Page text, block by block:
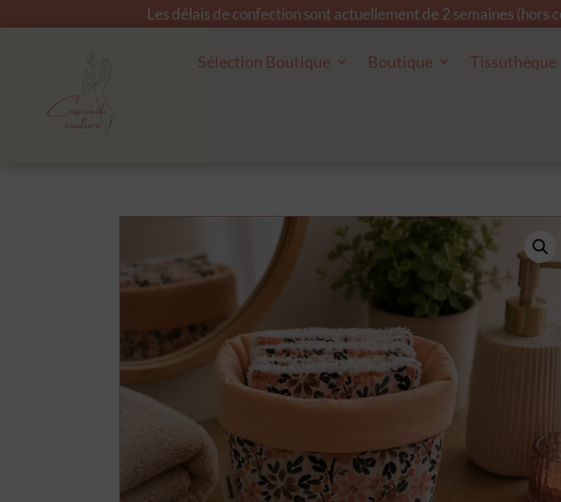
Les délais de confection sont actuellement de 2 semaines
Sélection Boutique Boutique Tissuthèque